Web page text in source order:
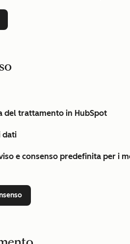
del trattamento in HubSpot
dati
e consenso predefinita per i